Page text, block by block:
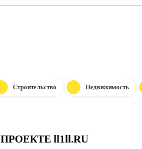
Строительство Недвижимость
ll1ll.RU